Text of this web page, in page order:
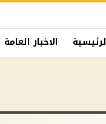
الاخبار العامة